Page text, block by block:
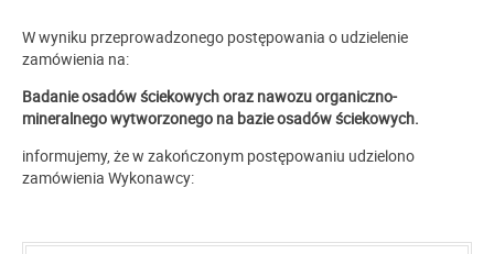
W wyniku przeprowadzonego postępowania o udzielenie
zamówienia na:
Badanie osadów ściekowych oraz nawozu organiczno-
mineralnego wytworzonego na bazie osadów ściekowych.
informujemy, że w zakończonym postępowaniu udzielono
zamówienia Wykonawcy: